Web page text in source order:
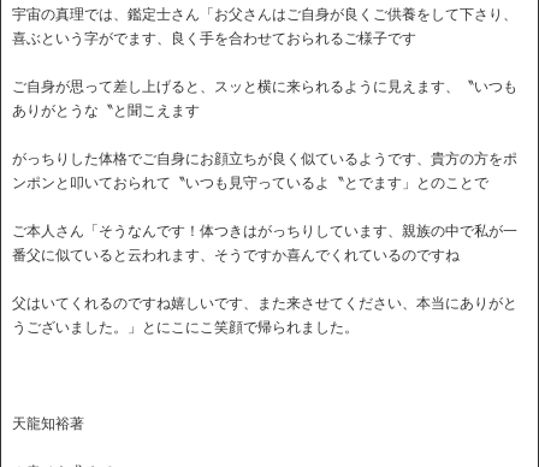
宇宙の真理では、鑑定士さん「お父さんはご自身が良くご供養をして下さり、
喜ぶという字がでます、良く手を合わせておられるご様子です
ご自身が思って差し上げると、スッと横に来られるように見えます、〝いつも
ありがとうな〝と聞こえます
がっちりした体格でご自身にお顔立ちが良く似ているようです、貴方の方をポ
ンポンと叩いておられて〝いつも見守っているよ〝とでます」とのことで
ご本人さん「そうなんです！体つきはがっちりしています、親族の中で私が一
番父に似ていると云われます、そうですか喜んでくれているのですね
父はいてくれるのですね嬉しいです、また来させてください、本当にありがと
うございました。」とにこにこ笑顔で帰られました。
天龍知裕著